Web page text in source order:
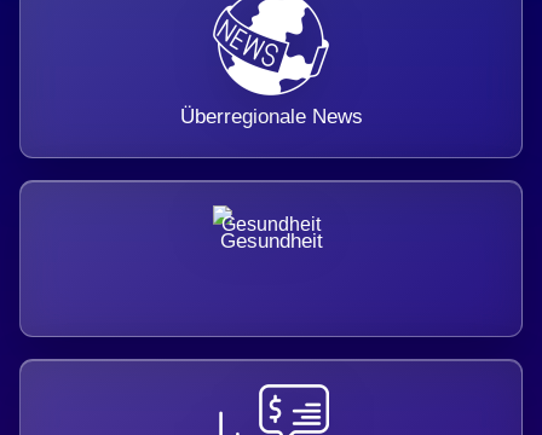
Überregionale News
Gesundheit